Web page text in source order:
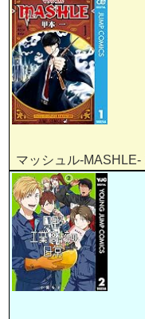
マッシュル-